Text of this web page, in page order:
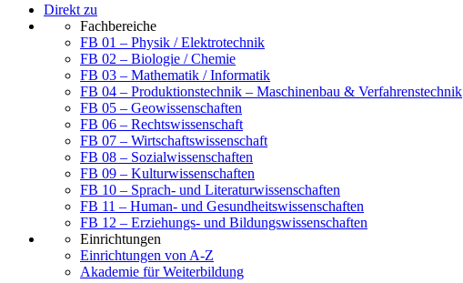
Direkt zu
Fachbereiche
FB 01 – Physik / Elektrotechnik
FB 02 – Biologie / Chemie
FB 03 – Mathematik / Informatik
FB 04 – Produktionstechnik – Maschinenbau & Verfahrenstechnik
FB 05 – Geowissenschaften
FB 06 – Rechtswissenschaft
FB 07 – Wirtschaftswissenschaft
FB 08 – Sozialwissenschaften
FB 09 – Kulturwissenschaften
FB 10 – Sprach- und Literaturwissenschaften
FB 11 – Human- und Gesundheitswissenschaften
FB 12 – Erziehungs- und Bildungswissenschaften
Einrichtungen
Einrichtungen von A-Z
Akademie für Weiterbildung